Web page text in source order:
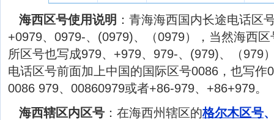
海西区号使用说明 ：青海海西国内长途电话区
+0979、0979-、(0979)、（0979），当然海西
所区号也写成979、+979、979-、(979)、（979
电话区号前面加上中国的国际区号0086，也写作
0086 979、00860979或者+86-979、+86+979。
海西辖区内区号 ：在海西州辖区的格尔木区号